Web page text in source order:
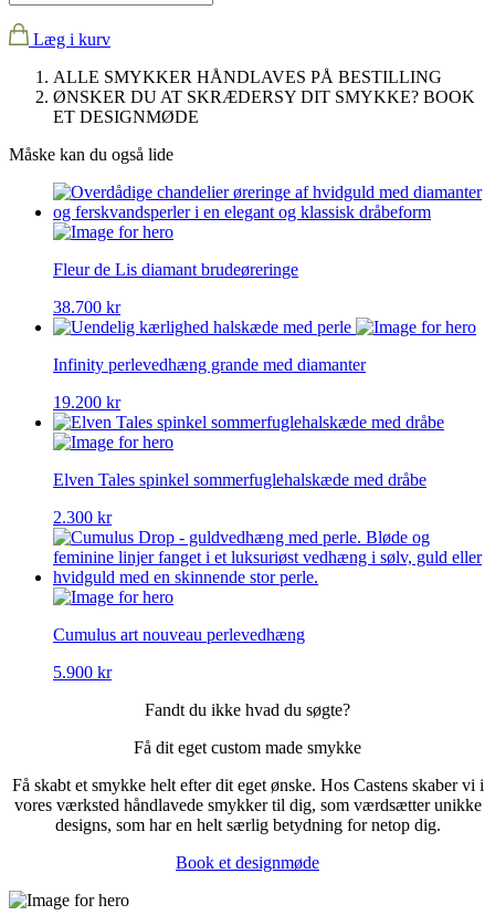
Læg i kurv
ALLE SMYKKER HÅNDLAVES PÅ BESTILLING
ØNSKER DU AT SKRÆDERSY DIT SMYKKE? BOOK
ET DESIGNMØDE
Måske kan du også lide
Fleur de Lis diamant brudeøreringe
38.700 kr
Infinity perlevedhæng grande med diamanter
19.200 kr
Elven Tales spinkel sommerfuglehalskæde med dråbe
2.300 kr
Cumulus art nouveau perlevedhæng
5.900 kr
Fandt du ikke hvad du søgte?
Få dit eget custom made smykke
Få skabt et smykke helt efter dit eget ønske. Hos Castens skaber vi i
vores værksted håndlavede smykker til dig, som værdsætter unikke
designs, som har en helt særlig betydning for netop dig.
Book et designmøde